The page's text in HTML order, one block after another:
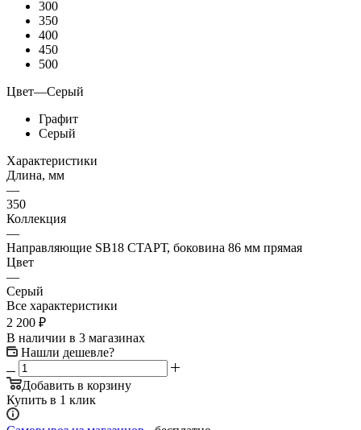
300
350
400
450
500
Цвет—Серый
Графит
Серый
Характеристики
Длина, мм
—
350
Коллекция
—
Направляющие SB18 СТАРТ, боковина 86 мм прямая
Цвет
—
Серый
Все характеристики
2 200 ₽
В наличии в 3 магазинах
Нашли дешевле?
Добавить в корзину
Купить в 1 клик